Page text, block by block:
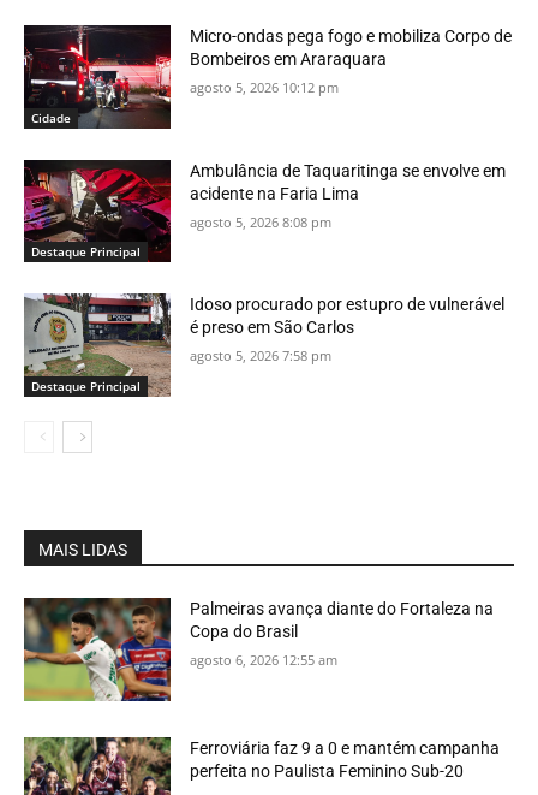
Cidade
Micro-ondas pega fogo e mobiliza Corpo de
Bombeiros em Araraquara
agosto 5, 2026 10:12 pm
Destaque Principal
Ambulância de Taquaritinga se envolve em
acidente na Faria Lima
agosto 5, 2026 8:08 pm
Destaque Principal
Idoso procurado por estupro de vulnerável
é preso em São Carlos
agosto 5, 2026 7:58 pm
MAIS LIDAS
Palmeiras avança diante do Fortaleza na
Copa do Brasil
agosto 6, 2026 12:55 am
Ferroviária faz 9 a 0 e mantém campanha
perfeita no Paulista Feminino Sub-20